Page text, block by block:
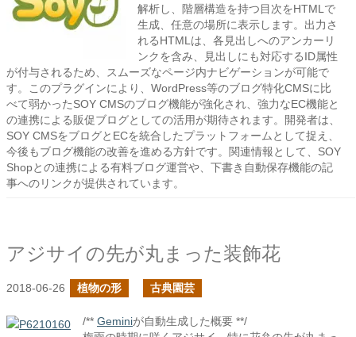
解析し、階層構造を持つ目次をHTMLで
生成、任意の場所に表示します。出力さ
れるHTMLは、各見出しへのアンカーリ
ンクを含み、見出しにも対応するID属性
が付与されるため、スムーズなページ内ナビゲーションが可能で
す。このプラグインにより、WordPress等のブログ特化CMSに比
べて弱かったSOY CMSのブログ機能が強化され、強力なEC機能と
の連携による販促ブログとしての活用が期待されます。開発者は、
SOY CMSをブログとECを統合したプラットフォームとして捉え、
今後もブログ機能の改善を進める方針です。関連情報として、SOY
Shopとの連携による有料ブログ運営や、下書き自動保存機能の記
事へのリンクが提供されています。
アジサイの先が丸まった装飾花
2018-06-26 植物の形 古典園芸
/** Geminiが自動生成した概要 **/